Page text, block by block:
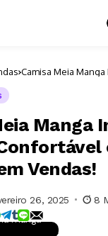
Camisa Meia
Manga
Vendas!
26, 2025 8
manga